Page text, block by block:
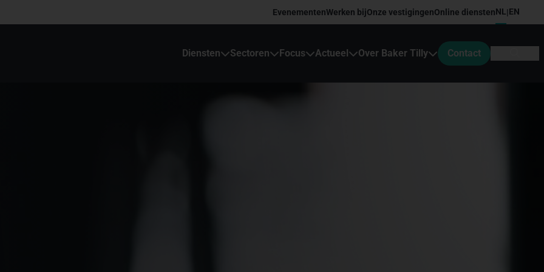
EvenementenWerken bijOnze vestigingenOnline dienstenNL|EN
Diensten Sectoren Focus Actueel Over Baker Tilly Contact